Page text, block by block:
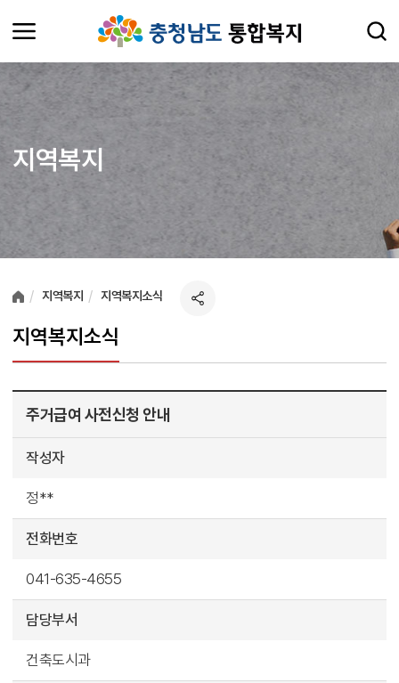
지역복지
지역복지 지역복지소식
지역복지소식
주거급여 사전신청 안내
작성자
정**
전화번호
041-635-4655
담당부서
건축도시과